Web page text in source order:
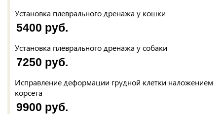
Установка плеврального дренажа у кошки
5400 руб.
Установка плеврального дренажа у собаки
7250 руб.
Исправление деформации грудной клетки наложением
корсета
9900 руб.